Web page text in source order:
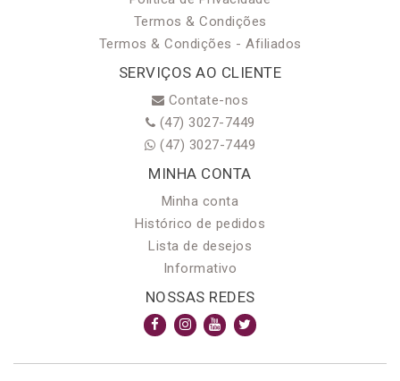
Termos & Condições
Termos & Condições - Afiliados
SERVIÇOS AO CLIENTE
Contate-nos
(47) 3027-7449
(47) 3027-7449
MINHA CONTA
Minha conta
Histórico de pedidos
Lista de desejos
Informativo
NOSSAS REDES